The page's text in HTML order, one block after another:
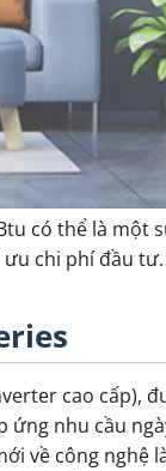
có thể là một
ưu chi phí đầu tư.
cao cấp),
nhu cầu
về công nghệ